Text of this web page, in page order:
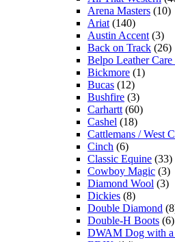
Arena Masters (10)
Ariat (140)
Austin Accent (3)
Back on Track (26)
Belpo Leather
Bickmore (1)
Bucas (12)
Bushfire (3)
Carhartt (60)
Cashel (18)
Cattlemans / West
Cinch (6)
Classic Equine (33)
Cowboy Magic (3)
Diamond Wool (3)
Dickies (8)
Double Diamond
Double-H Boots (6)
DWAM Dog with a